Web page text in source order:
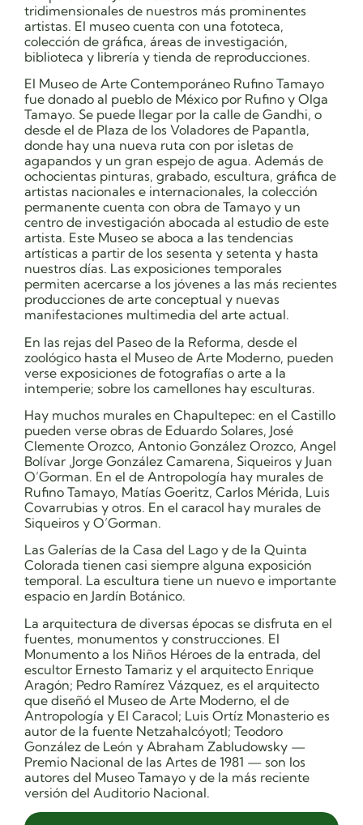
tridimensionales de nuestros más prominentes
artistas. El museo cuenta con una fototeca,
colección de gráfica, áreas de investigación,
biblioteca y librería y tienda de reproducciones.
El Museo de Arte Contemporáneo Rufino Tamayo
fue donado al pueblo de México por Rufino y Olga
Tamayo. Se puede llegar por la calle de Gandhi, o
desde el de Plaza de los Voladores de Papantla,
donde hay una nueva ruta con por isletas de
agapandos y un gran espejo de agua. Además de
ochocientas pinturas, grabado, escultura, gráfica de
artistas nacionales e internacionales, la colección
permanente cuenta con obra de Tamayo y un
centro de investigación abocada al estudio de este
artista. Este Museo se aboca a las tendencias
artísticas a partir de los sesenta y setenta y hasta
nuestros días. Las exposiciones temporales
permiten acercarse a los jóvenes a las más recientes
producciones de arte conceptual y nuevas
manifestaciones multimedia del arte actual.
En las rejas del Paseo de la Reforma, desde el
zoológico hasta el Museo de Arte Moderno, pueden
verse exposiciones de fotografías o arte a la
intemperie; sobre los camellones hay esculturas.
Hay muchos murales en Chapultepec: en el Castillo
pueden verse obras de Eduardo Solares, José
Clemente Orozco, Antonio González Orozco, Angel
Bolívar ,Jorge González Camarena, Siqueiros y Juan
O’Gorman. En el de Antropología hay murales de
Rufino Tamayo, Matías Goeritz, Carlos Mérida, Luis
Covarrubias y otros. En el caracol hay murales de
Siqueiros y O’Gorman.
Las Galerías de la Casa del Lago y de la Quinta
Colorada tienen casi siempre alguna exposición
temporal. La escultura tiene un nuevo e importante
espacio en Jardín Botánico.
La arquitectura de diversas épocas se disfruta en el
fuentes, monumentos y construcciones. El
Monumento a los Niños Héroes de la entrada, del
escultor Ernesto Tamariz y el arquitecto Enrique
Aragón; Pedro Ramírez Vázquez, es el arquitecto
que diseñó el Museo de Arte Moderno, el de
Antropología y El Caracol; Luis Ortíz Monasterio es
autor de la fuente Netzahalcóyotl; Teodoro
González de León y Abraham Zabludowsky —
Premio Nacional de las Artes de 1981 — son los
autores del Museo Tamayo y de la más reciente
versión del Auditorio Nacional.